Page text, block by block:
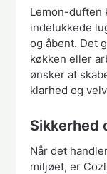
Lemon-duften
indelukkede
og åbent. Det
køkken eller
ønsker at
klarhed og
Sikkerhed
Når det
miljøet, er